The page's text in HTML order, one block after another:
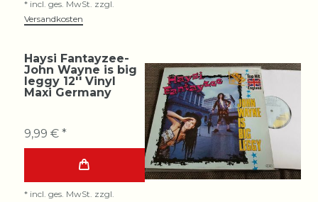
* incl. ges. MwSt. zzgl.
Versandkosten
Haysi Fantayzee-
John Wayne is big
leggy 12'' Vinyl
Maxi Germany
9,99 € *
* incl. ges. MwSt. zzgl.